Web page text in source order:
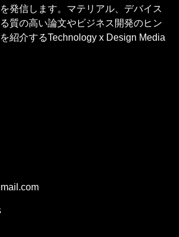
発信します。マテリアル、デバイス
質の高い論文やビジネス開発のヒン
紹介するTechnology x Design Media